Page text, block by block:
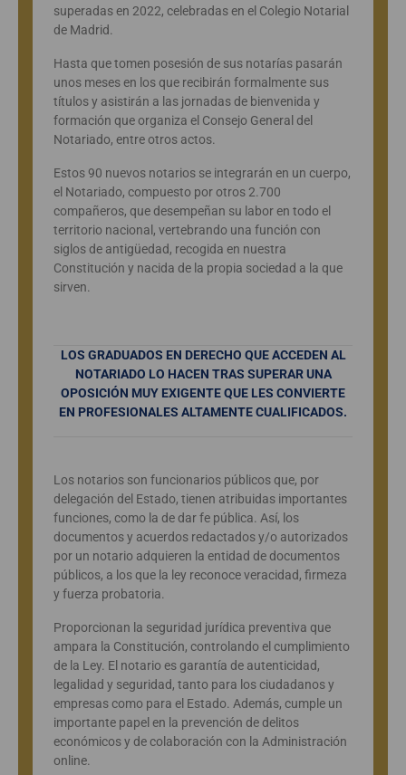
superadas en 2022, celebradas en el Colegio Notarial
de Madrid.
Hasta que tomen posesión de sus notarías pasarán
unos meses en los que recibirán formalmente sus
títulos y asistirán a las jornadas de bienvenida y
formación que organiza el Consejo General del
Notariado, entre otros actos.
Estos 90 nuevos notarios se integrarán en un cuerpo,
el Notariado, compuesto por otros 2.700
compañeros, que desempeñan su labor en todo el
territorio nacional, vertebrando una función con
siglos de antigüedad, recogida en nuestra
Constitución y nacida de la propia sociedad a la que
sirven.
LOS GRADUADOS EN DERECHO QUE ACCEDEN AL
NOTARIADO LO HACEN TRAS SUPERAR UNA
OPOSICIÓN MUY EXIGENTE QUE LES CONVIERTE
EN PROFESIONALES ALTAMENTE CUALIFICADOS.
Los notarios son funcionarios públicos que, por
delegación del Estado, tienen atribuidas importantes
funciones, como la de dar fe pública. Así, los
documentos y acuerdos redactados y/o autorizados
por un notario adquieren la entidad de documentos
públicos, a los que la ley reconoce veracidad, firmeza
y fuerza probatoria.
Proporcionan la seguridad jurídica preventiva que
ampara la Constitución, controlando el cumplimiento
de la Ley. El notario es garantía de autenticidad,
legalidad y seguridad, tanto para los ciudadanos y
empresas como para el Estado. Además, cumple un
importante papel en la prevención de delitos
económicos y de colaboración con la Administración
online.